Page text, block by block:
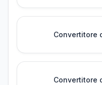
Convertitore
Convertitore